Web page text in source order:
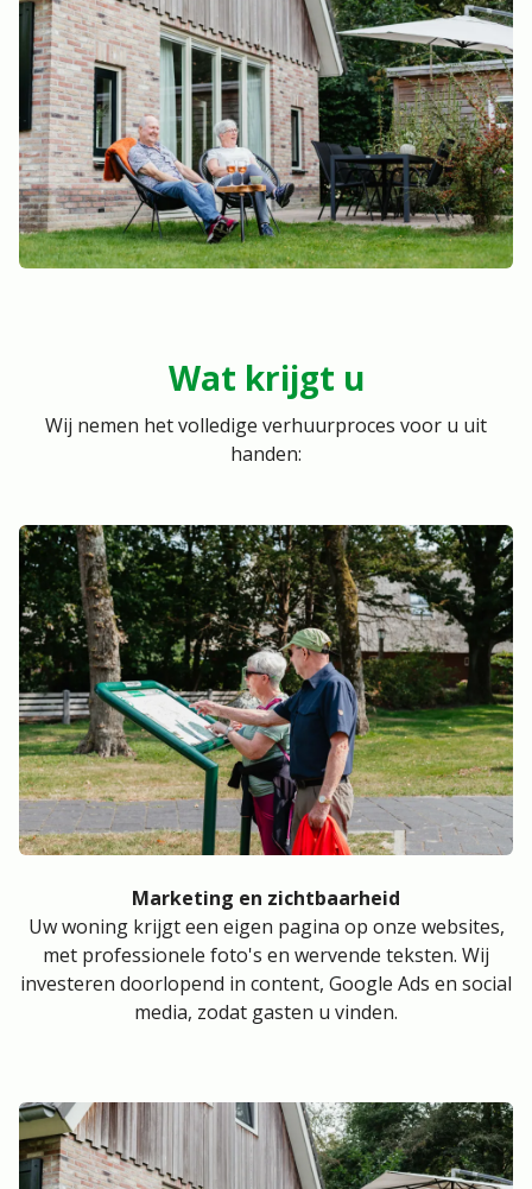
Wat krijgt u
Wij nemen het volledige verhuurproces voor u uit
handen:
Marketing en zichtbaarheid
Uw woning krijgt een eigen pagina op onze websites,
met professionele foto's en wervende teksten. Wij
investeren doorlopend in content, Google Ads en social
media, zodat gasten u vinden.